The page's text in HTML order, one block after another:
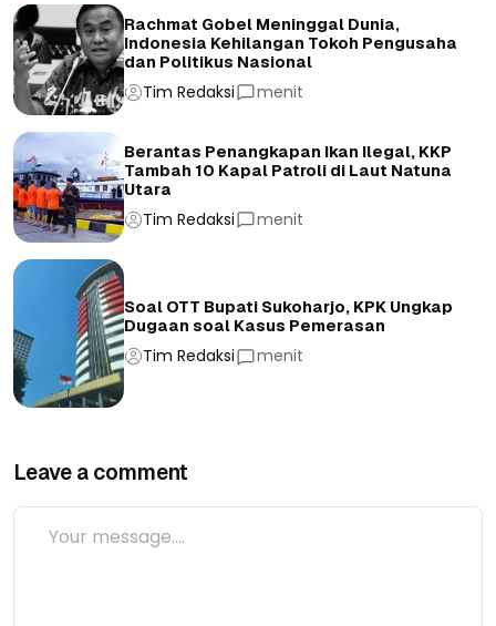
Rachmat Gobel Meninggal Dunia,
Indonesia Kehilangan Tokoh Pengusaha
dan Politikus Nasional
Tim Redaksi menit
Berantas Penangkapan Ikan Ilegal, KKP
Tambah 10 Kapal Patroli di Laut Natuna
Utara
Tim Redaksi menit
Soal OTT Bupati Sukoharjo, KPK Ungkap
Dugaan soal Kasus Pemerasan
Tim Redaksi menit
Leave a comment